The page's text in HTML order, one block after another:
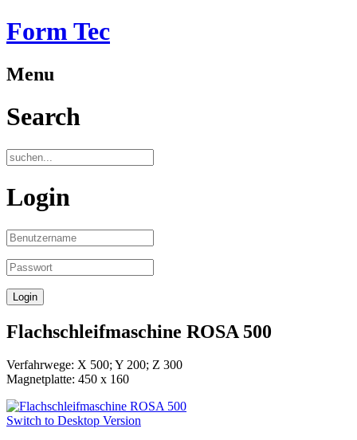
Form Tec
Menu
Search
Login
Flachschleifmaschine ROSA 500
Verfahrwege: X 500; Y 200; Z 300
Magnetplatte: 450 x 160
Switch to Desktop Version